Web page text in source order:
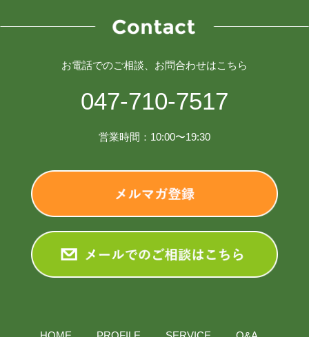
お電話でのご相談、お問合わせはこちら
047-710-7517
営業時間：10:00〜19:30